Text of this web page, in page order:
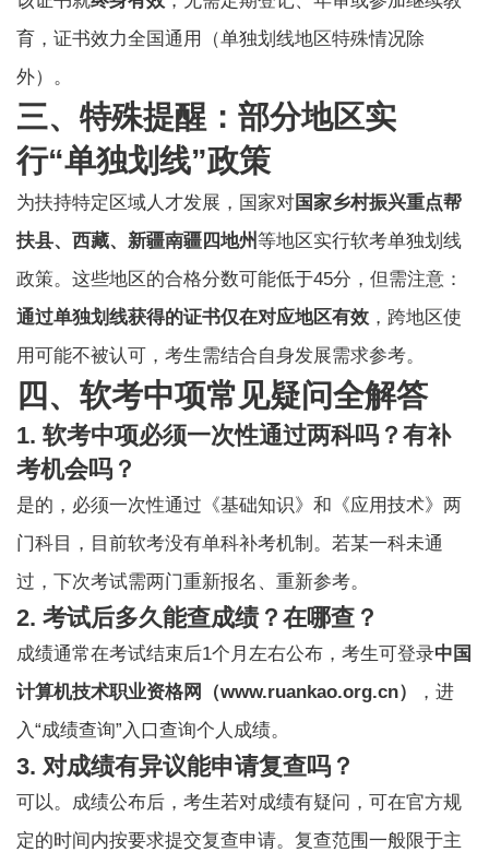
育，证书效力全国通用（单独划线地区特殊情况除
外）。
三、特殊提醒：部分地区实
行“单独划线”政策
为扶持特定区域人才发展，国家对国家乡村振兴重点帮
扶县、西藏、新疆南疆四地州等地区实行软考单独划线
政策。这些地区的合格分数可能低于45分，但需注意：
通过单独划线获得的证书仅在对应地区有效 ，跨地区使
用可能不被认可，考生需结合自身发展需求参考。
四、软考中项常见疑问全解答
1. 软考中项必须一次性通过两科吗？有补
考机会吗？
是的，必须一次性通过《基础知识》和《应用技术》两
门科目，目前软考没有单科补考机制。若某一科未通
过，下次考试需两门重新报名、重新参考。
2. 考试后多久能查成绩？在哪查？
成绩通常在考试结束后1个月左右公布，考生可登录中国
计算机技术职业资格网（www.ruankao.org.cn）
，进
入“成绩查询”入口查询个人成绩。
3. 对成绩有异议能申请复查吗？
可以。成绩公布后，考生若对成绩有疑问，可在官方规
定的时间内按要求提交复查申请。复查范围一般限于主